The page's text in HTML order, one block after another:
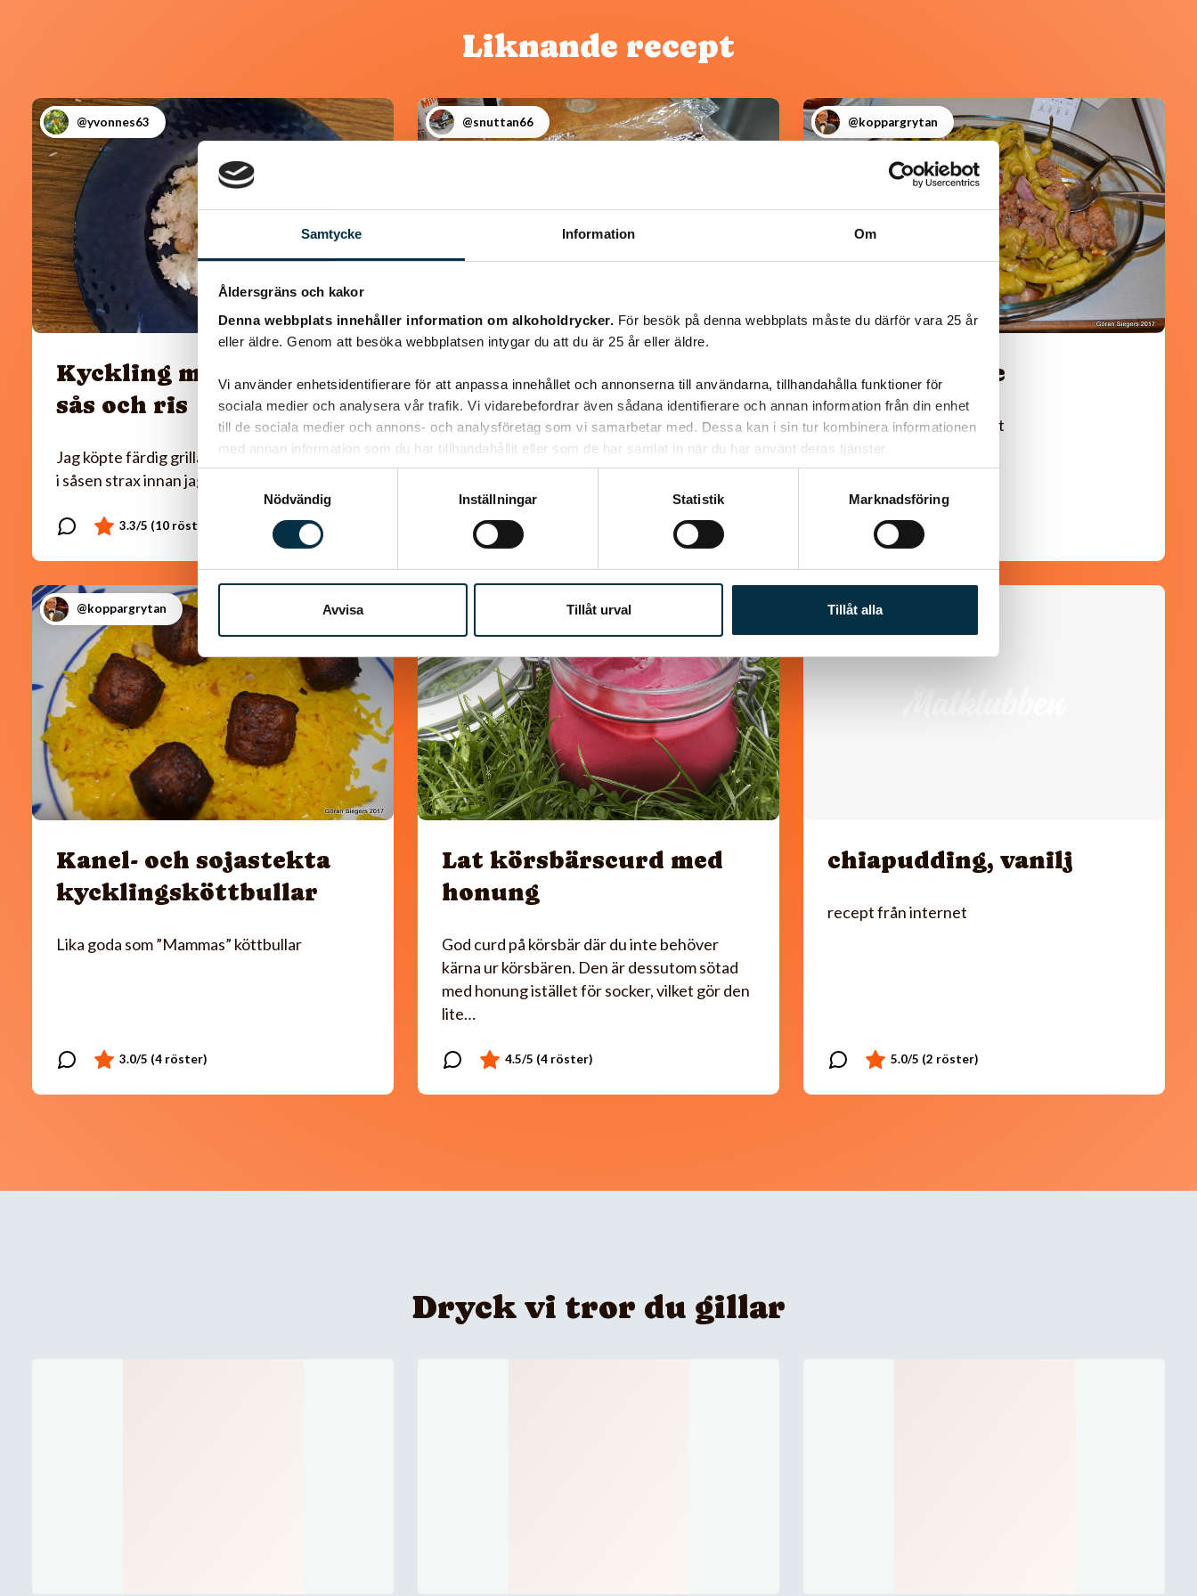
Samtycke Information Om
Åldersgräns och kakor
Denna webbplats innehåller information om alkoholdrycker. För besök på denna webbplats måste du därför vara 25 år
eller äldre. Genom att besöka webbplatsen intygar du att du är 25 år eller äldre.
Vi använder enhetsidentifierare för att anpassa innehållet och annonserna till användarna, tillhandahålla funktioner för
sociala medier och analysera vår trafik. Vi vidarebefordrar även sådana identifierare och annan information från din enhet
till de sociala medier och annons- och analysföretag som vi samarbetar med. Dessa kan i sin tur kombinera informationen
med annan information som du har tillhandahållit eller som de har samlat in när du har använt deras tjänster.
Samtyckesval
Nödvändig
Inställningar Statistik Marknadsföring
Avvisa Tillåt urval Tillåt alla
Liknande recept
@yvonnes63
Kyckling med paprika
sås och ris
Jag köpte färdig grillad kyckling som jag la ner
i såsen strax innan jag serverade.
@snuttan66
Chokladrulle
Jättegod rulle som alla som har smakat den
älskar den. Väldigt lätt att göra dessutom. i
det receptet jag hittade så var det halva…
@koppargrytan
Turkisk köfte
En längtan till Turkisk mat
@koppargrytan
Kanel- och sojastekta
kycklingsköttbullar
Lika goda som ”Mammas” köttbullar
Lat körsbärscurd med
honung
God curd på körsbär där du inte behöver
kärna ur körsbären. Den är dessutom sötad
med honung istället för socker, vilket gör den
lite…
@linux222
chiapudding, vanilj
recept från internet
Dryck vi tror du gillar